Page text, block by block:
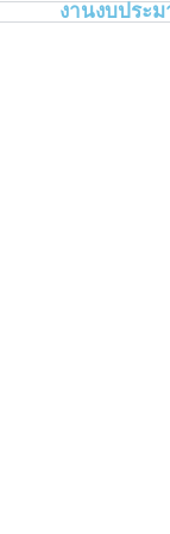
งานงบประ